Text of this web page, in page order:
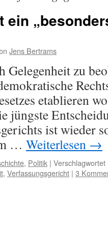
ein
Jens Bertrams
Gelegenheit zu
etablieren
jüngste
ist wieder
… Weiterlesen →
, Politik | Verschlagwortet
, Verfassungsgericht | 3